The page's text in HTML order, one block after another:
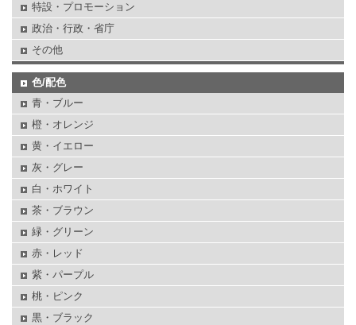
特設・プロモーション
政治・行政・省庁
その他
色/配色
青・ブルー
橙・オレンジ
黄・イエロー
灰・グレー
白・ホワイト
茶・ブラウン
緑・グリーン
赤・レッド
紫・パープル
桃・ピンク
黒・ブラック